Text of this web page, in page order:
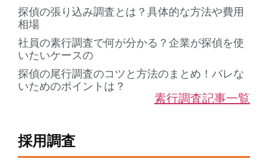
探偵の張り込み調査とは？具体的な方法や費用
相場
社員の素行調査で何が分かる？企業が探偵を使
いたいケースの
探偵の尾行調査のコツと方法のまとめ！バレな
いためのポイントは？
素行調査記事一覧
採用調査